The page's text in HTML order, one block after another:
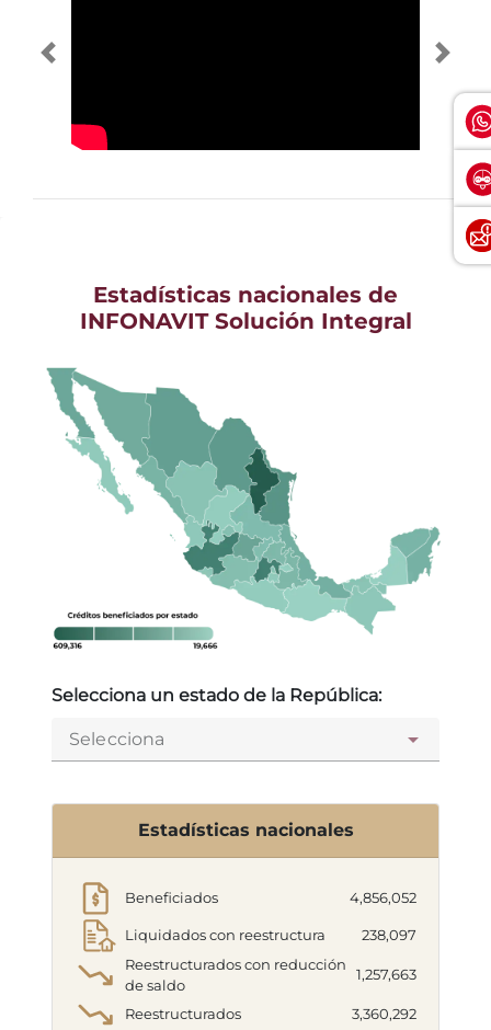
Estadísticas nacionales de
INFONAVIT Solución Integral
Selecciona un estado de la República:
Selecciona
Estadísticas nacionales
Beneficiados 4,856,052
Liquidados con reestructura
238,097
Reestructurados con reducción
de saldo
1,257,663
Reestructurados 3,360,292